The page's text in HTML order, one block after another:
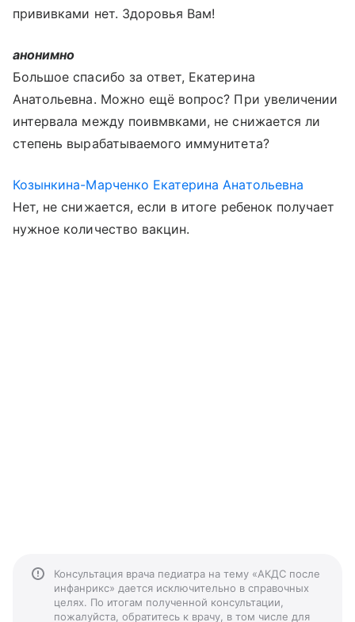
прививками нет. Здоровья Вам!
анонимно
Большое спасибо за ответ, Екатерина
Анатольевна. Можно ещё вопрос? При увеличении
интервала между поивмвками, не снижается ли
степень вырабатываемого иммунитета?
Козынкина-Марченко Екатерина Анатольевна
Нет, не снижается, если в итоге ребенок получает
нужное количество вакцин.
Консультация врача педиатра на тему «АКДС после
инфанрикс» дается исключительно в справочных
целях. По итогам полученной консультации,
пожалуйста, обратитесь к врачу, в том числе для